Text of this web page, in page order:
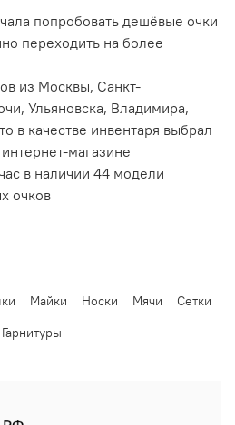
попробовать дешёвые очки
переходить на более
из Москвы, Санкт-
Ульяновска, Владимира,
в качестве инвентаря выбрал
магазине
в наличии 44 модели
очков
Майки Носки Мячи
Сетки
Гарнитуры